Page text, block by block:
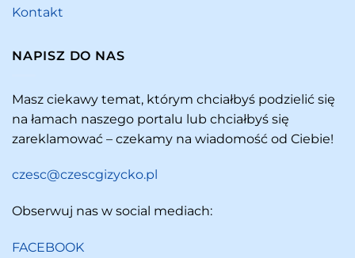
Kontakt
NAPISZ DO NAS
Masz ciekawy temat, którym chciałbyś podzielić się
na łamach naszego portalu lub chciałbyś się
zareklamować – czekamy na wiadomość od Ciebie!
czesc@czescgizycko.pl
Obserwuj nas w social mediach:
FACEBOOK